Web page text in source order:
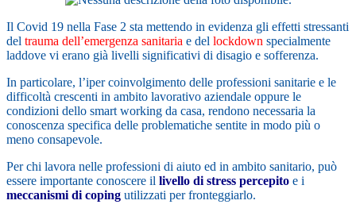
Il Covid 19 nella Fase 2 sta mettendo in evidenza gli effetti stressanti
del trauma dell’emergenza sanitaria e del lockdown specialmente
laddove vi erano già livelli significativi di disagio e sofferenza.
In particolare, l’iper coinvolgimento delle professioni sanitarie e le
difficoltà crescenti in ambito lavorativo aziendale oppure le
condizioni dello smart working da casa, rendono necessaria la
conoscenza specifica delle problematiche sentite in modo più o
meno consapevole.
Per chi lavora nelle professioni di aiuto ed in ambito sanitario, può
essere importante conoscere il livello di stress percepito e i
meccanismi di coping utilizzati per fronteggiarlo.